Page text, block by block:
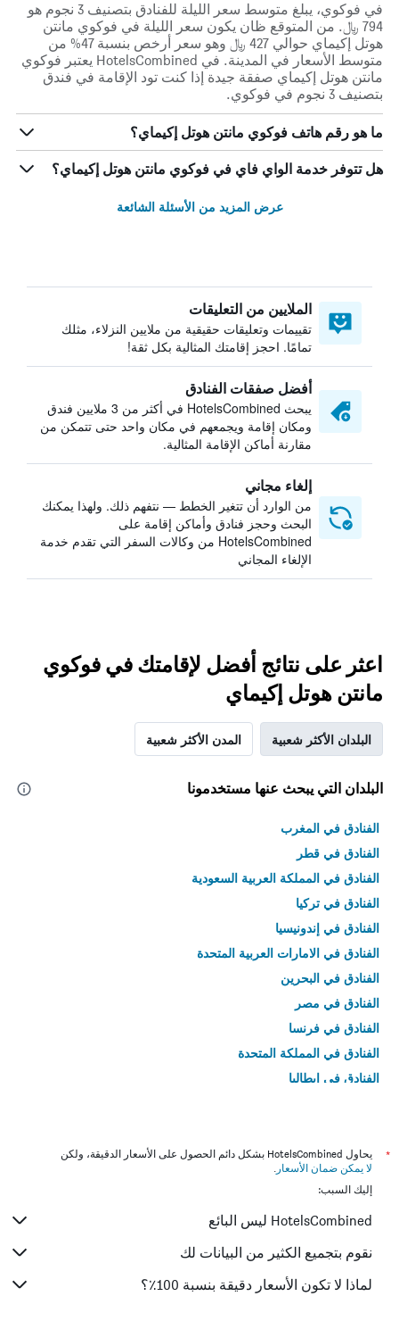
في فوكوي، يبلغ متوسط ​​سعر الليلة للفنادق بتصنيف 3 نجوم هو
794 ﷼. من المتوقع ظان يكون سعر الليلة في فوكوي مانتن
هوتل إكيماي حوالي 427 ﷼ وهو سعر أرخص بنسبة 47% من
متوسط الأسعار في المدينة. في HotelsCombined يعتبر فوكوي
مانتن هوتل إكيماي صفقة جيدة إذا كنت تود الإقامة في فندق
بتصنيف 3 نجوم في فوكوي.
ما هو رقم هاتف فوكوي مانتن هوتل إكيماي؟
هل تتوفر خدمة الواي فاي في فوكوي مانتن هوتل إكيماي؟
عرض المزيد من الأسئلة الشائعة
الملايين من التعليقات
تقييمات وتعليقات حقيقية من ملايين النزلاء، مثلك
تمامًا. احجز إقامتك المثالية بكل ثقة!
أفضل صفقات الفنادق
يبحث HotelsCombined في أكثر من 3 ملايين فندق
ومكان إقامة ويجمعهم في مكان واحد حتى تتمكن من
مقارنة أماكن الإقامة المثالية.
إلغاء مجاني
من الوارد أن تتغير الخطط — نتفهم ذلك. ولهذا يمكنك
البحث وحجز فنادق وأماكن إقامة على
HotelsCombined من وكالات السفر التي تقدم خدمة
الإلغاء المجاني
اعثر على نتائج أفضل لإقامتك في فوكوي
مانتن هوتل إكيماي
البلدان الأكثر شعبية المدن الأكثر شعبية
البلدان التي يبحث عنها مستخدمونا
الفنادق في المغرب
الفنادق في قطر
الفنادق في المملكة العربية السعودية
الفنادق في تركيا
الفنادق في إندونيسيا
الفنادق في الامارات العربية المتحدة
الفنادق في البحرين
الفنادق في مصر
الفنادق في فرنسا
الفنادق في المملكة المتحدة
الفنادق في إيطاليا
*
يحاول HotelsCombined بشكل دائم الحصول على الأسعار الدقيقة، ولكن
لا يمكن ضمان الأسعار .
إليك السبب:
HotelsCombined ليس البائع
نقوم بتجميع الكثير من البيانات لك
لماذا لا تكون الأسعار دقيقة بنسبة 100٪؟